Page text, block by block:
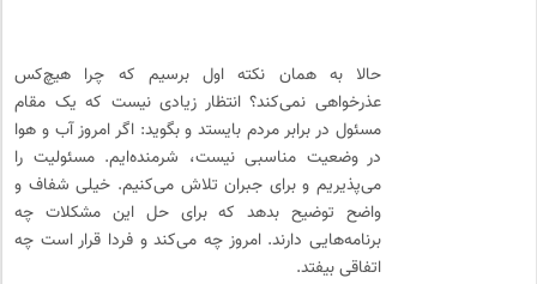
حالا به همان نکته اول برسیم که چرا هیچ‌کس
عذرخواهی نمی‌کند؟ انتظار زیادی نیست که یک مقام
مسئول در برابر مردم بایستد و بگوید: اگر امروز آب و هوا
در وضعیت مناسبی نیست، شرمنده‌ایم. مسئولیت را
می‌پذیریم و برای جبران تلاش می‌کنیم. خیلی شفاف و
واضح توضیح بدهد که برای حل این مشکلات چه
برنامه‌هایی دارند. امروز چه می‌کند و فردا قرار است چه
اتفاقی بیفتد.